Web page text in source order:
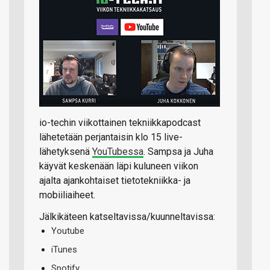
io-techin viikottainen tekniikkapodcast
lähetetään perjantaisin klo 15 live-
lähetyksenä YouTubessa. Sampsa ja Juha
käyvät keskenään läpi kuluneen viikon
ajalta ajankohtaiset tietotekniikka- ja
mobiiliaiheet.
Jälkikäteen katseltavissa/kuunneltavissa:
Youtube
iTunes